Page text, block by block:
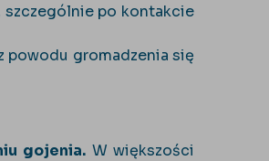
szczególnie po kontakcie
powodu gromadzenia się
gojenia. W większości